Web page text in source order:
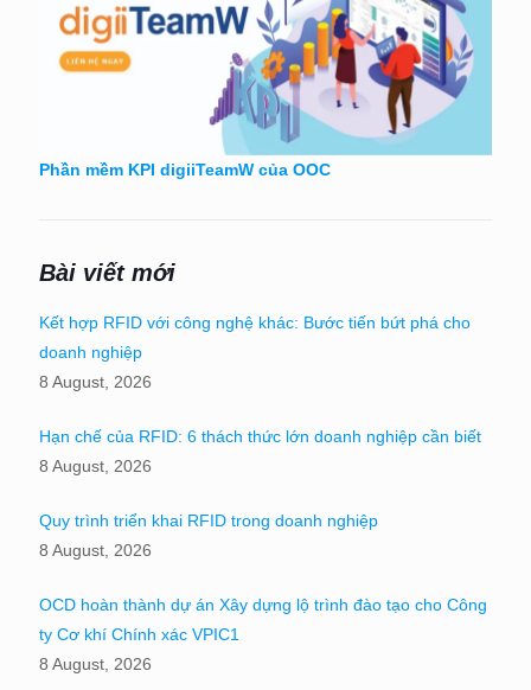
Phần mềm KPI digiiTeamW của OOC
Bài viết mới
Kết hợp RFID với công nghệ khác: Bước tiến bứt phá cho
doanh nghiệp
8 August, 2026
Hạn chế của RFID: 6 thách thức lớn doanh nghiệp cần biết
8 August, 2026
Quy trình triển khai RFID trong doanh nghiệp
8 August, 2026
OCD hoàn thành dự án Xây dựng lộ trình đào tạo cho Công
ty Cơ khí Chính xác VPIC1
8 August, 2026